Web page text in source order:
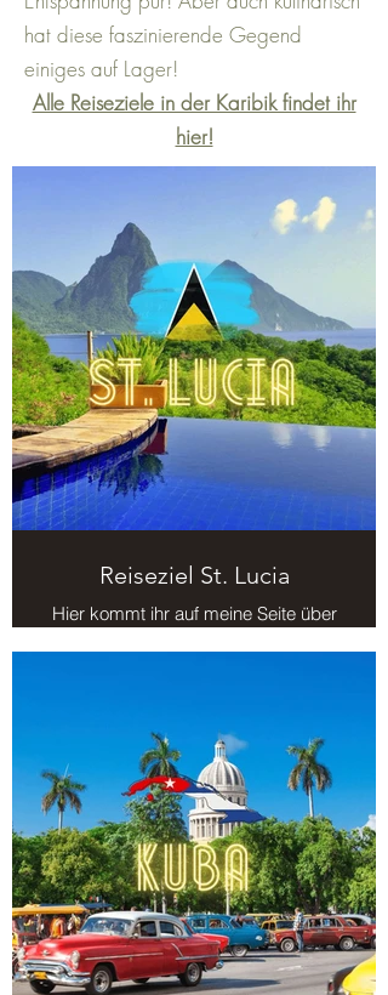
hat diese faszinierende Gegend
einiges auf Lager!
Alle Reiseziele in der Karibik findet ihr
hier!
Reiseziel St. Lucia
Hier kommt ihr auf meine Seite über
das Reiseziel St. Lucia.